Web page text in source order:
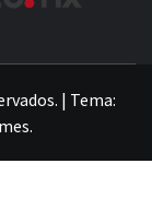
| Tema:
.